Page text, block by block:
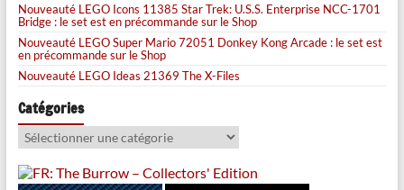
Nouveauté LEGO Icons 11385 Star Trek: U.S.S. Enterprise NCC-1701
Bridge : le set est en précommande sur le Shop
Nouveauté LEGO Super Mario 72051 Donkey Kong Arcade : le set est
en précommande sur le Shop
Nouveauté LEGO Ideas 21369 The X-Files
Catégories
Catégories